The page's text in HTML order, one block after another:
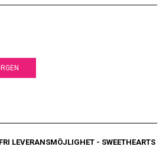
LEVERANSMÖJLIGHET - SWEETHEARTS